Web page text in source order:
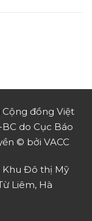
đồng Việt
do Cục Báo
© bởi VACC
Khu Đô thị Mỹ
Liêm, Hà